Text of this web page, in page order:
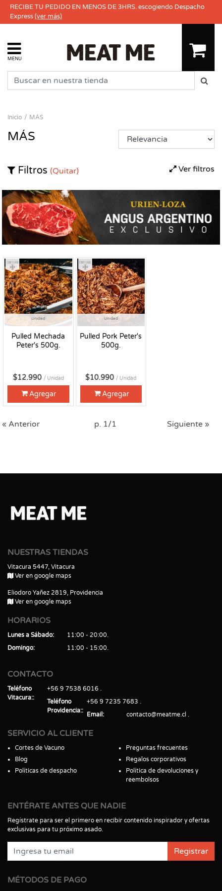
RECIBE TU PEDIDO EN MENOS DE 3HRS. escogiendo Despacho
Express(ver más)
MENU
Inicio MÁS
MÁS
Ver filtros
Filtros (Quitar)
Unidad
Pulled Mechada
Peter's 500g.
Congelado
$12.990 / Unidad
Agregar
Unidad
Pulled Pork Peter's
500g.
Congelado
$10.990 / Unidad
Agregar
« Anterior p. 1/1 Siguiente »
NUESTRAS TIENDAS
Vitacura 5447, Vitacura
Ver en google maps
Eliodoro Yañez 2819, Providencia
Ver en google maps
HORARIOS
Lunes a Sábado
11:00 - 20:00
Domingo
11:00 - 15:00
CONTACTO
Teléfono
Vitacura:
+56 9 7538 6016
Teléfono
Providencia:
+56 9 7235 7683
Email
contacto@meatme.cl
SERVICIO AL CLIENTE
Cortes de Vacuno
Blog
Políticas de despacho
Preguntas frecuentes
Regalos corporativos
Política de devoluciones y
reembolsos
ENTÉRATE ANTES QUE NADIE
Regístrate para ser el primero en recibir contenido inspirador y ofertas
exclusivas para tu próximo asado.
Registrar
MÉTODOS DE PAGO